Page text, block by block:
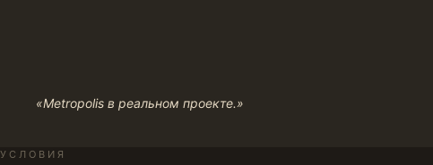
«Metropolis в реальном проекте.»
УСЛОВИЯ